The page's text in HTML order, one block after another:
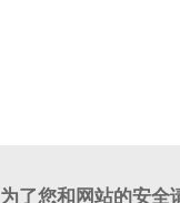
为了您和网站的安全